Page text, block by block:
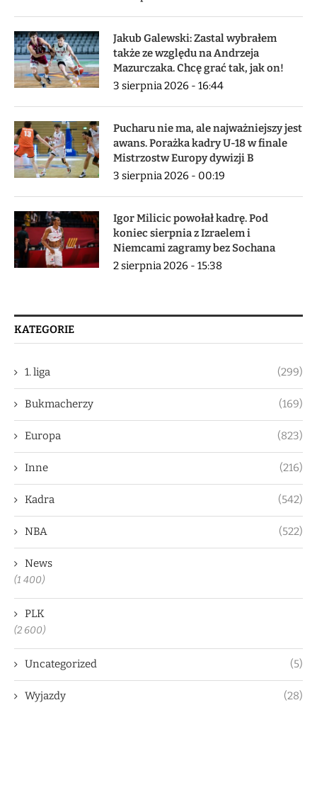
Jakub Galewski: Zastal wybrałem
także ze względu na Andrzeja
Mazurczaka. Chcę grać tak, jak on!
3 sierpnia 2026 - 16:44
Pucharu nie ma, ale najważniejszy jest
awans. Porażka kadry U-18 w finale
Mistrzostw Europy dywizji B
3 sierpnia 2026 - 00:19
Igor Milicic powołał kadrę. Pod
koniec sierpnia z Izraelem i
Niemcami zagramy bez Sochana
2 sierpnia 2026 - 15:38
KATEGORIE
1. liga (299)
Bukmacherzy (169)
Europa (823)
Inne (216)
Kadra (542)
NBA (522)
News
(1 400)
PLK
(2 600)
Uncategorized (5)
Wyjazdy (28)